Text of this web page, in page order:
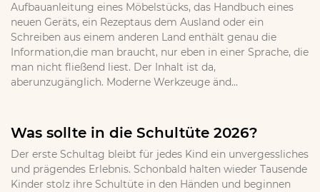
Aufbauanleitung eines Möbelstücks, das Handbuch eines
neuen Geräts, ein Rezeptaus dem Ausland oder ein
Schreiben aus einem anderen Land enthält genau die
Information,die man braucht, nur eben in einer Sprache, die
man nicht fließend liest. Der Inhalt ist da,
aberunzugänglich. Moderne Werkzeuge änd...
Was sollte in die Schultüte 2026?
Der erste Schultag bleibt für jedes Kind ein unvergessliches
und prägendes Erlebnis. Schonbald halten wieder Tausende
Kinder stolz ihre Schultüte in den Händen und beginnen